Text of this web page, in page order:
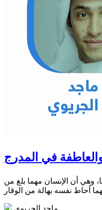
في المدرج
وهي أن الإنسان مهما بلغ من
ماجد الجريوي